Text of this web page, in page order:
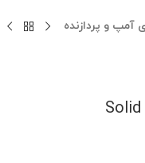
آمپ و پردازنده